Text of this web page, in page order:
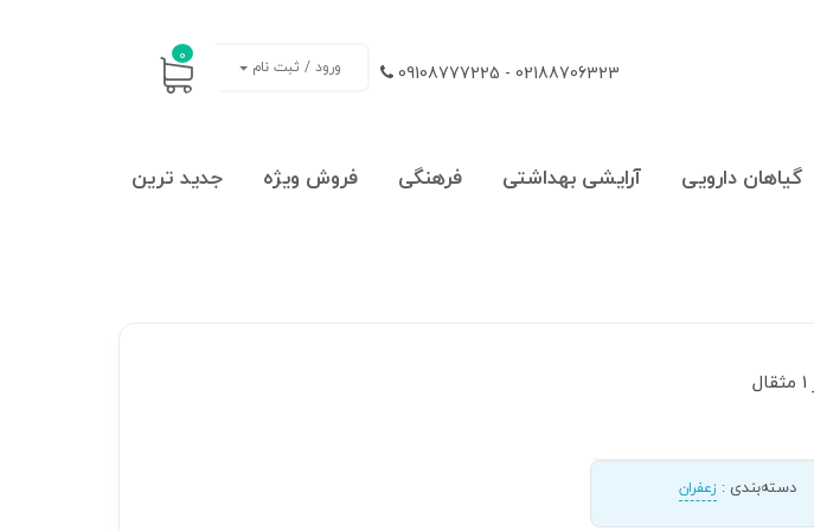
02188706323 - 09108777225 ورود / ثبت نام 0
گیاهان دارویی آرایشی بهداشتی فرهنگی فروش ویژه
جدید ترین
دسته‌بندی : زعفران